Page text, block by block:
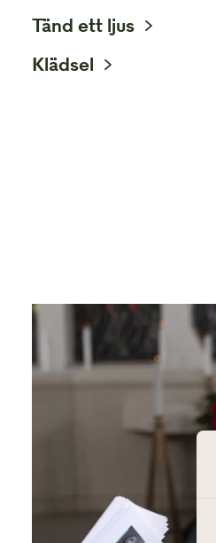
Tänd ett ljus
Klädsel